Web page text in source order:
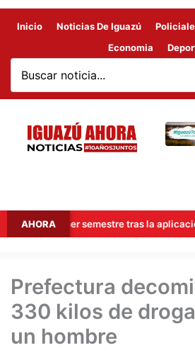
Inicio Noticias De Iguazú
Economia
AHORA
primer semestre tras la aplicación de
Prefectura
330 kilos de
un hombre